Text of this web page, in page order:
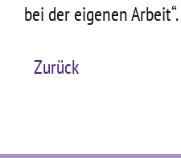
bei der eigenen
Zurück